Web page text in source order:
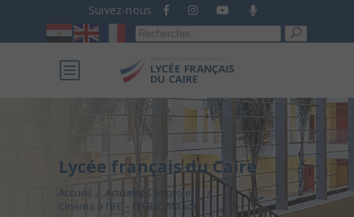
Suivez-nous
Recherche
pour :
Lycée français du Caire
Accueil / Actualités et projets
/
Cinéma à l’IFE – GSB/C Maadi